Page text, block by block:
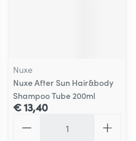
Nuxe
Nuxe After Sun Hair&body
Shampoo Tube 200ml
€ 13,40